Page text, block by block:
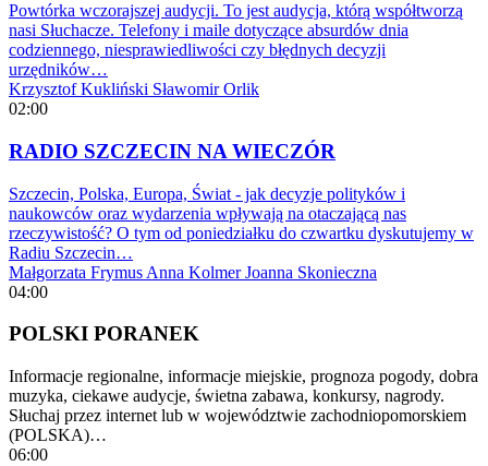
Powtórka wczorajszej audycji. To jest audycja, którą współtworzą
nasi Słuchacze. Telefony i maile dotyczące absurdów dnia
codziennego, niesprawiedliwości czy błędnych decyzji
urzędników…
Krzysztof Kukliński Sławomir Orlik
02:00
RADIO SZCZECIN NA WIECZÓR
Szczecin, Polska, Europa, Świat - jak decyzje polityków i
naukowców oraz wydarzenia wpływają na otaczającą nas
rzeczywistość? O tym od poniedziałku do czwartku dyskutujemy w
Radiu Szczecin…
Małgorzata Frymus Anna Kolmer Joanna Skonieczna
04:00
POLSKI PORANEK
Informacje regionalne, informacje miejskie, prognoza pogody, dobra
muzyka, ciekawe audycje, świetna zabawa, konkursy, nagrody.
Słuchaj przez internet lub w województwie zachodniopomorskiem
(POLSKA)…
06:00